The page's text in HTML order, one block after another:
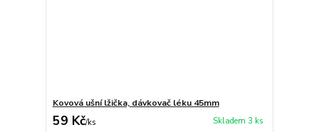
Kovová ušní lžička, dávkovač léku 45mm
59 Kč/ks Skladem 3 ks